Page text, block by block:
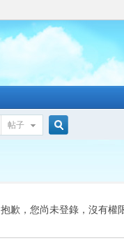
帖子
索
抱歉，您尚未登錄，沒有權